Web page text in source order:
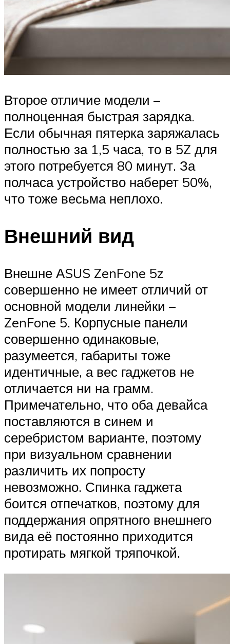
Второе отличие модели –
полноценная быстрая зарядка.
Если обычная пятерка заряжалась
полностью за 1,5 часа, то в 5Z для
этого потребуется 80 минут. За
полчаса устройство наберет 50%,
что тоже весьма неплохо.
Внешний вид
Внешне АSUS ZenFone 5z
совершенно не имеет отличий от
основной модели линейки –
ZenFone 5. Корпусные панели
совершенно одинаковые,
разумеется, габариты тоже
идентичные, а вес гаджетов не
отличается ни на грамм.
Примечательно, что оба девайса
поставляются в синем и
серебристом варианте, поэтому
при визуальном сравнении
различить их попросту
невозможно. Спинка гаджета
боится отпечатков, поэтому для
поддержания опрятного внешнего
вида её постоянно приходится
протирать мягкой тряпочкой.